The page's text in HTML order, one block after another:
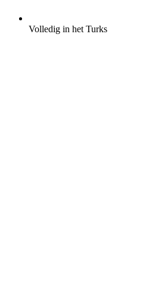
Volledig in het Turks